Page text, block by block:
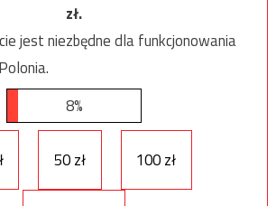
zł.
jest niezbędne dla funkcjonowania
8%
50 zł 100 zł